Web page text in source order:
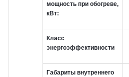
мощность при обогреве,
кВт:
Класс
энергоэффективности
Габариты внутреннего